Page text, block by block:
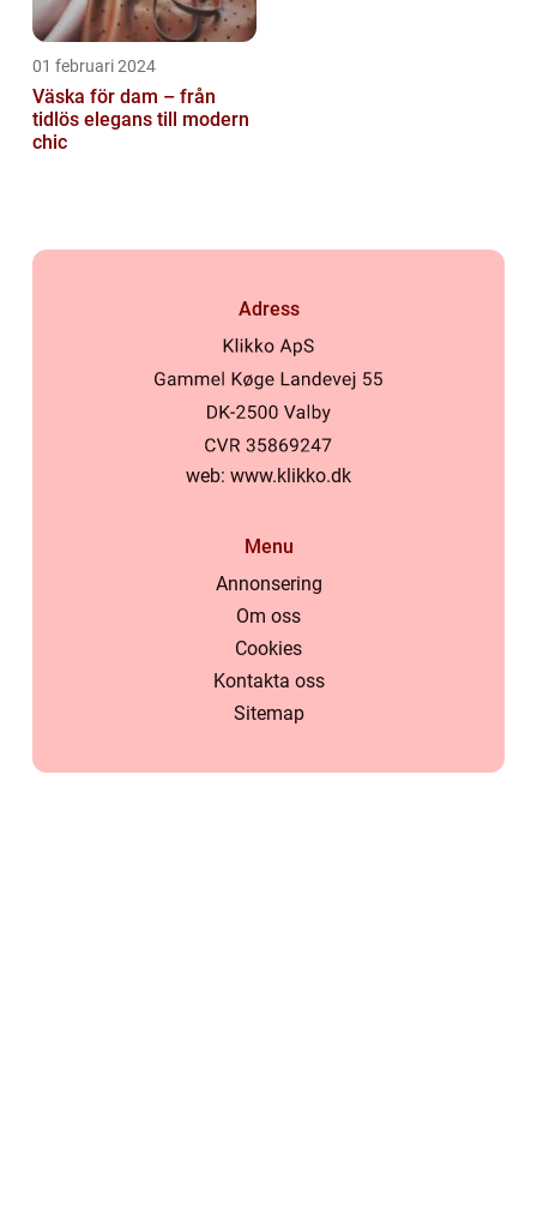
01 februari 2024
Väska för dam – från
tidlös elegans till modern
chic
Adress
web: www.klikko.dk
Menu
Annonsering
Om oss
Cookies
Kontakta oss
Sitemap